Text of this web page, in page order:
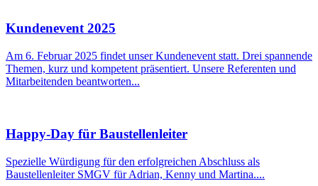
Kundenevent 2025
Am 6. Februar 2025 findet unser Kundenevent statt. Drei spannende
Themen, kurz und kompetent präsentiert. Unsere Referenten und
Mitarbeitenden beantworten...
Happy-Day für Baustellenleiter
Spezielle Würdigung für den erfolgreichen Abschluss als
Baustellenleiter SMGV für Adrian, Kenny und Martina....